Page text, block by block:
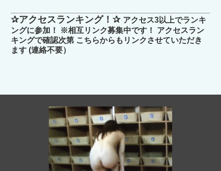
✰アクセスランキング！✰ アクセス3以上でランキ
ングに参加！ ※相互リンク募集中です！ アクセスラン
キングで確認次第 こちらからもリンクさせていただき
ます (連絡不要）